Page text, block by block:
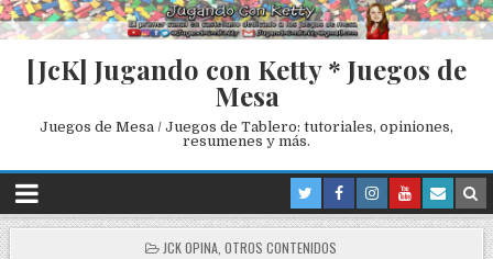
[JcK] Jugando con Ketty * Juegos de
Mesa
Juegos de Mesa / Juegos de Tablero: tutoriales, opiniones,
resumenes y más.
P
JCK OPINA OTROS CONTENIDOS